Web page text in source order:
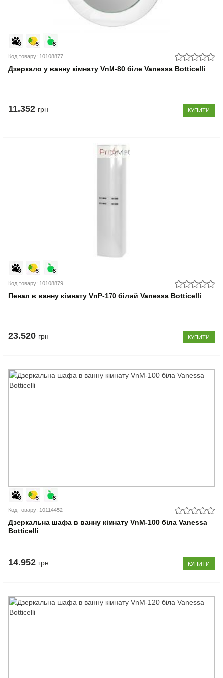
Код товару: 10108877
Дзеркало у ванну кімнату VnM-80 біле Vanessa Botticelli
11.352 грн КУПИТИ
Код товару: 10108879
Пенал в ванну кімнату VnP-170 білий Vanessa Botticelli
23.520 грн КУПИТИ
Код товару: 10114452
Дзеркальна шафа в ванну кімнату VnM-100 біла Vanessa
Botticelli
14.952 грн КУПИТИ